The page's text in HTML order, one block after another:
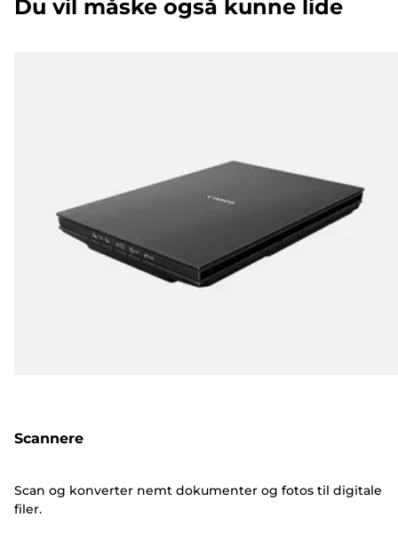
Du vil måske også kunne lide
Scannere
Scan og konverter nemt dokumenter og fotos til digitale
filer.